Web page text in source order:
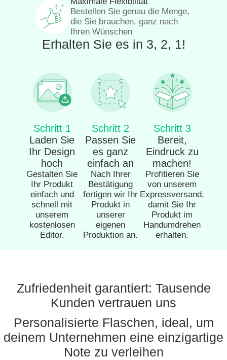
Bestellen Sie genau die Menge,
die Sie brauchen, ganz nach
Ihren Wünschen
Erhalten Sie es in 3, 2, 1!
Schritt 1
Laden Sie
Ihr Design
hoch
Gestalten Sie
Ihr Produkt
einfach und
schnell mit
unserem
kostenlosen
Editor.
Schritt 2
Passen Sie
es ganz
einfach an
Nach Ihrer
Bestätigung
fertigen wir Ihr
Produkt in
unserer
eigenen
Produktion an.
Schritt 3
Bereit,
Eindruck zu
machen!
Profitieren Sie
von unserem
Expressversand,
damit Sie Ihr
Produkt im
Handumdrehen
erhalten.
Zufriedenheit garantiert: Tausende
Kunden vertrauen uns
Personalisierte Flaschen, ideal, um
deinem Unternehmen eine einzigartige
Note zu verleihen